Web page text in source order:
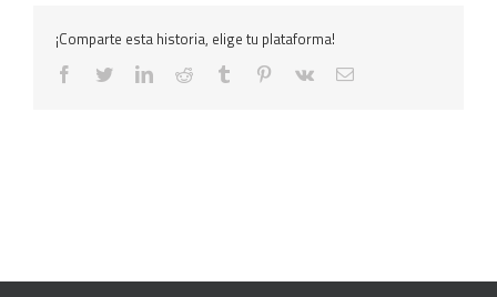
¡Comparte esta historia, elige tu plataforma!
facebooktwitterlinkedinreddit tumblr pinterest
vk
Correo